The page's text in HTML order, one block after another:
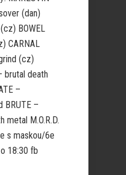
(dan)
BOWEL
CARNAL
(cz)
brutal death
–
BRUTE –
metal M.O.R.D.
s maskou/6e
18:30 fb